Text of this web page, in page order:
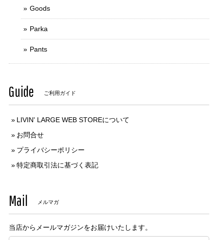
Goods
Parka
Pants
Guide ご利用ガイド
LIVIN' LARGE WEB STOREについて
お問合せ
プライバシーポリシー
特定商取引法に基づく表記
Mail メルマガ
当店からメールマガジンをお届けいたします。